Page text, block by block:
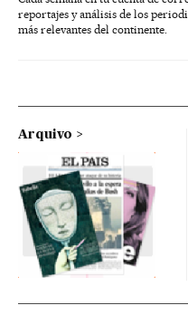
reportajes y análisis de los
más relevantes del continente.
Arquivo